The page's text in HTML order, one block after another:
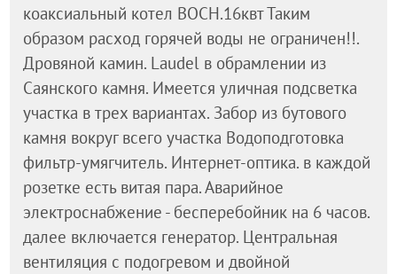
коаксиальный котел BOCH.16квт Таким
образом расход горячей воды не ограничен!!.
Дровяной камин. Laudel в обрамлении из
Саянского камня. Имеется уличная подсветка
участка в трех вариантах. Забор из бутового
камня вокруг всего участка Водоподготовка
фильтр-умягчитель. Интернет-оптика. в каждой
розетке есть витая пара. Аварийное
электроснабжение - бесперебойник на 6 часов.
далее включается генератор. Центральная
вентиляция с подогревом и двойной